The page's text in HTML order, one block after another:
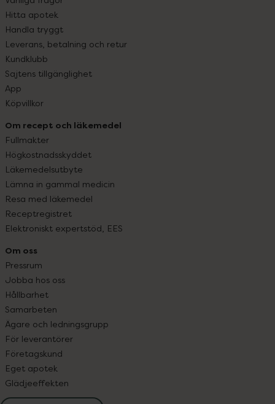
Hitta apotek
Handla tryggt
Leverans, betalning och retur
Kundklubb
Sajtens tillgänglighet
App
Köpvillkor
Om recept och läkemedel
Fullmakter
Högkostnadsskyddet
Läkemedelsutbyte
Lämna in gammal medicin
Resa med läkemedel
Receptregistret
Elektroniskt expertstöd, EES
Om oss
Pressrum
Jobba hos oss
Hållbarhet
Samarbeten
Ägare och ledningsgrupp
För leverantörer
Företagskund
Eget apotek
Glädjeeffekten